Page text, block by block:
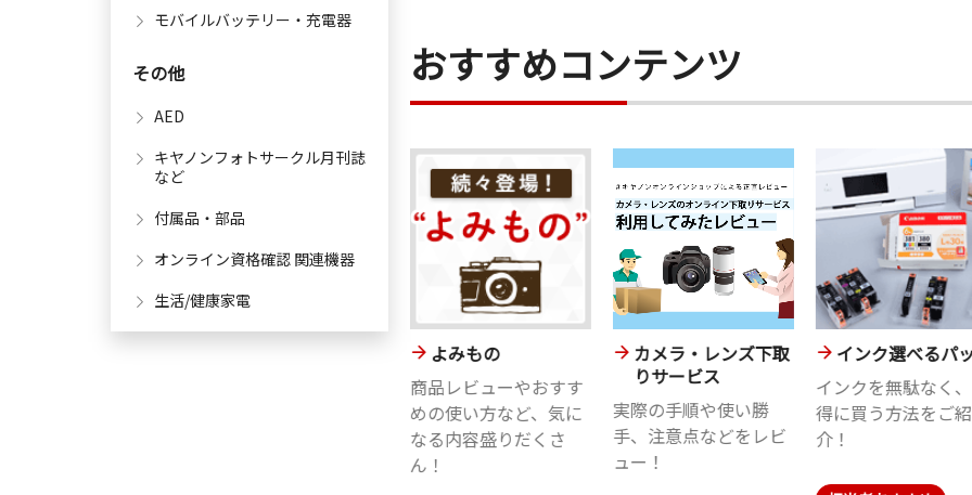
モバイルバッテリー・充電器
その他
AED
キヤノンフォトサークル月刊誌
など
付属品・部品
オンライン資格確認 関連機器
生活/健康家電
おすすめコンテンツ
よみもの
商品レビューやおすす
めの使い方など、気に
なる内容盛りだくさ
ん！
カメラ・レンズ下取
りサービス
実際の手順や使い勝
手、注意点などをレビ
ュー！
インク選べるパ
インクを無駄なく
得に買う方法をご紹
介！